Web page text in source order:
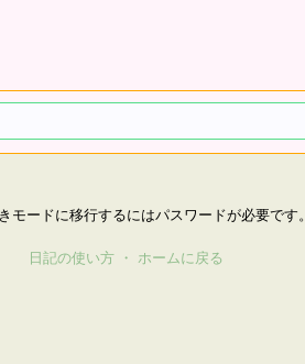
モードに移行するにはパスワードが必要です。
日記の使い方 ・ ホームに戻る